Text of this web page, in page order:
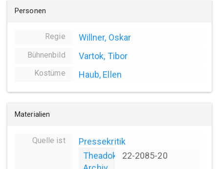
Personen
Regie Willner, Oskar
Bühnenbild Vartok, Tibor
Kostüme Haub, Ellen
Materialien
Quelle ist
Pressekritik
Theadok
22-2085-20